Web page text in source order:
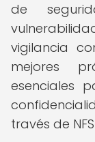
de
vigilancia
mejores
esenciales
través de